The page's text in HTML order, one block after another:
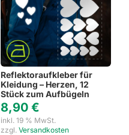
Reflektoraufkleber für
Kleidung – Herzen, 12
Stück zum Aufbügeln
8,90 €
inkl. 19 % MwSt.
zzgl. Versandkosten